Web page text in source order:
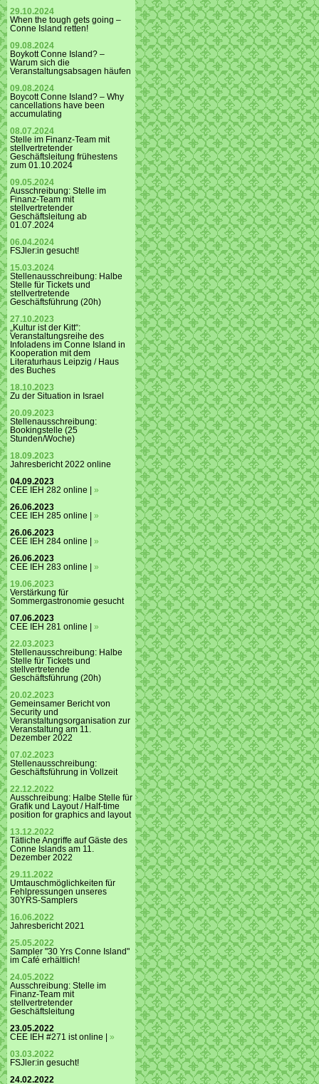
29.10.2024
When the tough gets going –
Conne Island retten!
09.08.2024
Boykott Conne Island? –
Warum sich die
Veranstaltungsabsagen häufen
09.08.2024
Boycott Conne Island? – Why
cancellations have been
accumulating
08.07.2024
Stelle im Finanz-Team mit
stellvertretender
Geschäftsleitung frühestens
zum 01.10.2024
09.05.2024
Ausschreibung: Stelle im
Finanz-Team mit
stellvertretender
Geschäftsleitung ab
01.07.2024
06.04.2024
FSJler:in gesucht!
15.03.2024
Stellenausschreibung: Halbe
Stelle für Tickets und
stellvertretende
Geschäftsführung (20h)
27.10.2023
„Kultur ist der Kitt“:
Veranstaltungsreihe des
Infoladens im Conne Island in
Kooperation mit dem
Literaturhaus Leipzig / Haus
des Buches
18.10.2023
Zu der Situation in Israel
20.09.2023
Stellenausschreibung:
Bookingstelle (25
Stunden/Woche)
18.09.2023
Jahresbericht 2022 online
04.09.2023
CEE IEH 282 online | »
26.06.2023
CEE IEH 285 online | »
26.06.2023
CEE IEH 284 online | »
26.06.2023
CEE IEH 283 online | »
19.06.2023
Verstärkung für
Sommergastronomie gesucht
07.06.2023
CEE IEH 281 online | »
22.03.2023
Stellenausschreibung: Halbe
Stelle für Tickets und
stellvertretende
Geschäftsführung (20h)
20.02.2023
Gemeinsamer Bericht von
Security und
Veranstaltungsorganisation zur
Veranstaltung am 11.
Dezember 2022
07.02.2023
Stellenausschreibung:
Geschäftsführung in Vollzeit
22.12.2022
Ausschreibung: Halbe Stelle für
Grafik und Layout / Half-time
position for graphics and layout
13.12.2022
Tätliche Angriffe auf Gäste des
Conne Islands am 11.
Dezember 2022
29.11.2022
Umtauschmöglichkeiten für
Fehlpressungen unseres
30YRS-Samplers
16.06.2022
Jahresbericht 2021
25.05.2022
Sampler "30 Yrs Conne Island"
im Café erhältlich!
24.05.2022
Ausschreibung: Stelle im
Finanz-Team mit
stellvertretender
Geschäftsleitung
23.05.2022
CEE IEH #271 ist online | »
03.03.2022
FSJler:in gesucht!
24.02.2022